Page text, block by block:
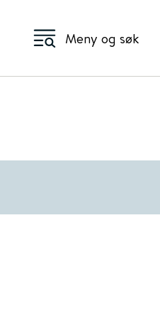
Meny og søk